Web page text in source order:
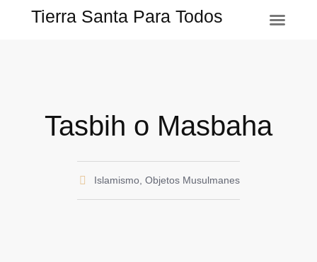
Tierra Santa Para Todos
Tasbih o Masbaha
Islamismo Objetos Musulmanes